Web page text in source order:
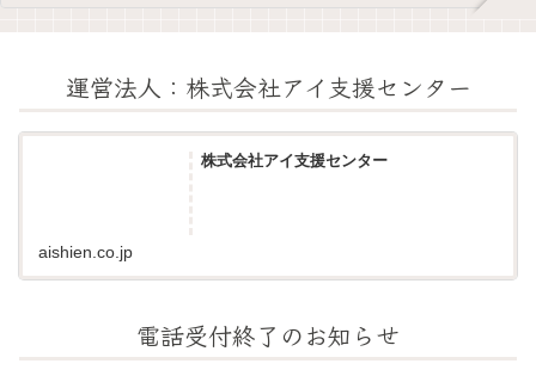
運営法人：株式会社アイ支援センター
株式会社アイ支援センター
aishien.co.jp
電話受付終了のお知らせ